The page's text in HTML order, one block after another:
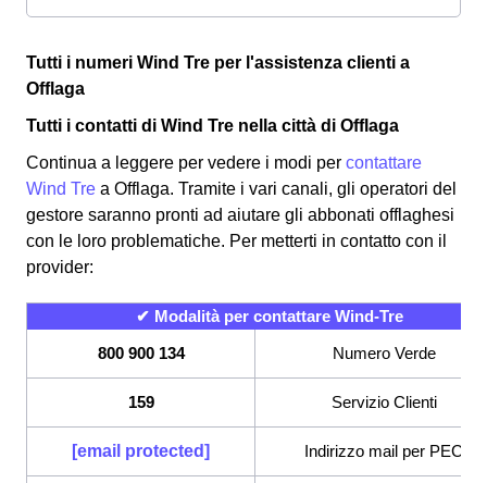
Tutti i numeri Wind Tre per l'assistenza clienti a
Offlaga
Tutti i contatti di Wind Tre nella città di Offlaga
Continua a leggere per vedere i modi per contattare
Wind Tre a Offlaga. Tramite i vari canali, gli operatori del
gestore saranno pronti ad aiutare gli abbonati offlaghesi
con le loro problematiche. Per metterti in contatto con il
provider:
✔ Modalità per contattare Wind-Tre
800 900 134
Numero Verde
159 Servizio Clienti
[email protected] Indirizzo mail per PEC